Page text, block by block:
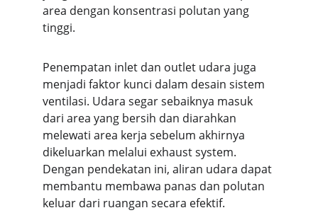
area dengan konsentrasi polutan yang
tinggi.
Penempatan inlet dan outlet udara juga
menjadi faktor kunci dalam desain sistem
ventilasi. Udara segar sebaiknya masuk
dari area yang bersih dan diarahkan
melewati area kerja sebelum akhirnya
dikeluarkan melalui exhaust system.
Dengan pendekatan ini, aliran udara dapat
membantu membawa panas dan polutan
keluar dari ruangan secara efektif.